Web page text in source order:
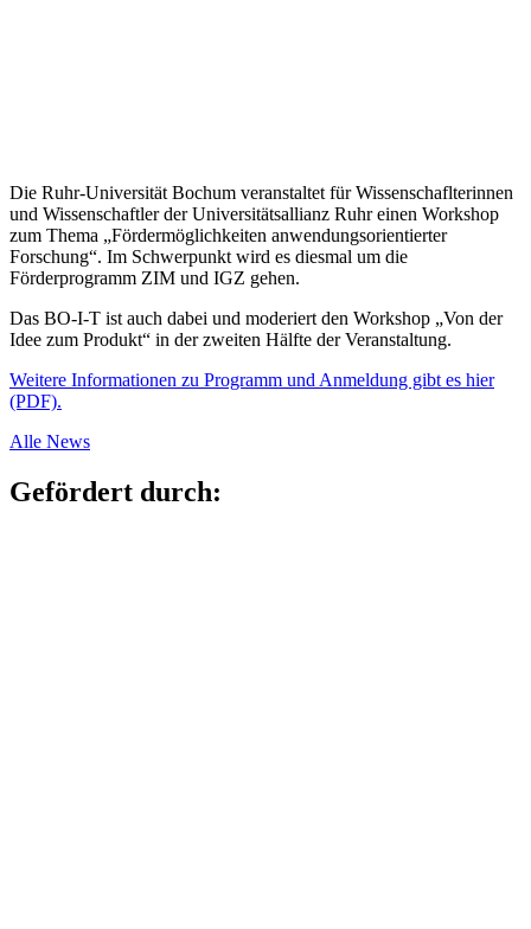
Die Ruhr-Universität Bochum veranstaltet für Wissenschaflterinnen
und Wissenschaftler der Universitätsallianz Ruhr einen Workshop
zum Thema „Fördermöglichkeiten anwendungsorientierter
Forschung“. Im Schwerpunkt wird es diesmal um die
Förderprogramm ZIM und IGZ gehen.
Das BO-I-T ist auch dabei und moderiert den Workshop „Von der
Idee zum Produkt“ in der zweiten Hälfte der Veranstaltung.
Weitere Informationen zu Programm und Anmeldung gibt es hier
(PDF).
Alle News
Gefördert durch: